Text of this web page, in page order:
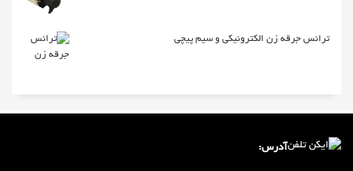
ترانس جرقه زن الکترونیکی و سیم پیچی
آدرس: